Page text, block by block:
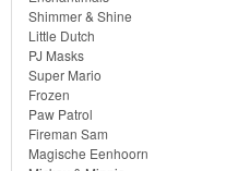
Angry
Birds
Batman
Shimmer & Shine
Little Dutch
PJ Masks
Super Mario
Frozen
Paw Patrol
Fireman Sam
Magische Eenhoorn